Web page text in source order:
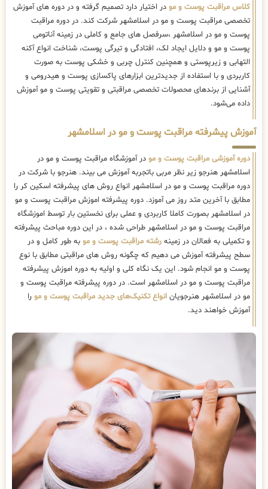
کلاس مراقبت پوست و مو در اختیار دارد تصمیم گرفته و در دوره های آموزش
تخصصی مراقبت پوست و مو در اسلامشهر شرکت کند. در دوره مراقبت
پوست و مو در اسلامشهر ،سرفصل های جامع و کاملی در زمینه آناتومی
پوست و مو و دلایل ایجاد لک، افتادگی و تیرگی پوست، شناخت انواع آکنه
التهابی و زیرپوستی و همچنین کنترل چربی و خشکی پوست به صورت
کاربردی و با استفاده از جدیدترین ابزارهای پاکسازی پوست و هیدرومی و
آشنایی از برندهای محصولات تخصصی مراقبتی و تقویتی پوست و مو آموزش
داده می‌شود.
آموزش پیشرفته مراقبت پوست و مو در اسلامشهر
دوره آموزشی مراقبت پوست و مو در آموزشگاه مراقبت پوست و مو در
اسلامشهر هنرجو زیر نظر مربی باتجربه آموزش می بیند. هنرجو با شرکت در
دوره مراقبت پوست و مو در اسلامشهر انواع روش های پیشرفته اسکین کر را
مطابق با آخرین متد روز می آموزد. دوره پیشرفته اموزش مراقبت پوست و مو
در اسلامشهر بصورت کاملا کاربردی و عملی برای نخستین بار توسط اموزشگاه
مراقبت پوست و مو در اسلامشهر طراحی شده ، در این دوره مباحث پیشرفته
و تکمیلی به فعالان در زمینه رشته مراقبت پوست و مو به طور کامل و در
سطح پیشرفته آموزش می دهیم که چگونه روش های مراقبتی مطابق با نوع
پوست و مو انجام شود. این یک نگاه کلی و اولیه به دوره اموزش پیشرفته
مراقبت پوست و مو در اسلامشهر است. در دوره پیشرفته مراقبت پوست و
مو در اسلامشهر هنرجویان انواع تکنیک‌های جدید مراقبت پوست و مو را
آموزش خواهند دید.